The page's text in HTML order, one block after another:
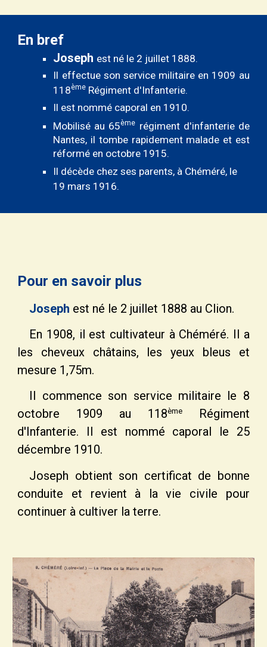
En bref
Joseph est né le 2 juillet 1888.
Il effectue son service militaire en 1909 au
118ème Régiment d'Infanterie.
Il est nommé caporal en 1910.
Mobilisé au 65ème régiment d'infanterie de
Nantes, il tombe rapidement malade et est
réformé en octobre 1915.
Il décède chez ses parents, à Chéméré, le
19 mars 1916.
Pour en savoir plus
Joseph est né le 2 juillet 1888 au Clion.
En 1908, il est cultivateur à Chéméré. Il a
les cheveux châtains, les yeux bleus et
mesure 1 ,75m.
Il commence son service militaire le 8
octobre 1909 au 118ème Régiment
d'Infanterie. Il est nommé caporal le 25
décembre 1910.
Joseph obtient son certificat de bonne
conduite et revient à la vie civile pour
continuer à cultiver la terre.